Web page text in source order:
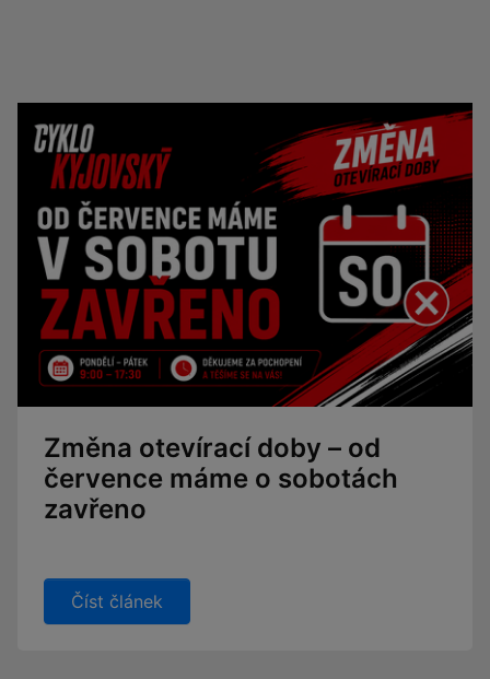
Změna otevírací doby – od
července máme o sobotách
zavřeno
Číst článek